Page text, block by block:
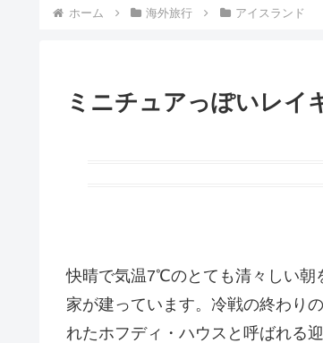
ホーム 海外旅行 アイスランド
ミニチュアっぽいレイ
快晴で気温7℃のとても清々しい朝
家が建っています。冷戦の終わり
れたホフディ・ハウスと呼ばれる